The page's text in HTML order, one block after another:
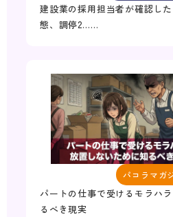
建設業の採用担当者が確認し
態、調停2……
パコラマガ
パートの仕事で受けるモラハ
るべき現実